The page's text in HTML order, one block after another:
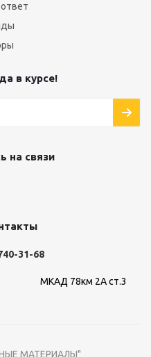
в курсе!
на связи
31-68
МКАД 78км 2А ст.3
МАТЕРИАЛЫ"